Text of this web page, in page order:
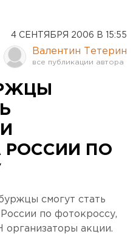
4 СЕНТЯБРЯ 2006 В 15:55
Валентин Тетерин
РОССИИ ПО
смогут стать
по фотокроссу,
акции.